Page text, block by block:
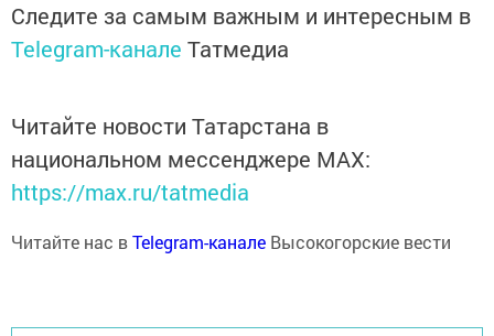
Следите за самым важным и интересным в
Telegram-канале Татмедиа
Читайте новости Татарстана в
национальном мессенджере MАХ:
https://max.ru/tatmedia
Читайте нас вTelegram-канале Высокогорские вести